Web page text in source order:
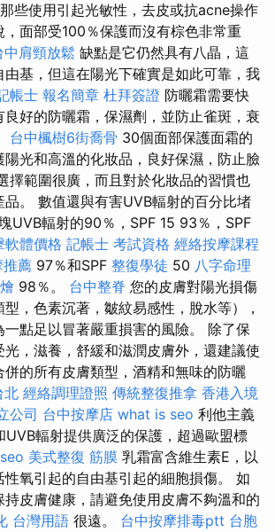
些使用引起光敏性，去皮或抗acne操作
，面部受100％保護而沒有棕色非常重
中肩頸放鬆 缺點是它仍然具有八晶，這
基，但這在陽光下確實是如此可靠，我
帳士 報名簡章 杜拜簽證 防曬霜需要快
好的防曬霜，保濕劑，並防止雀斑，衰
台中楓樹6街喬骨 30個面部保護面霜的
光和高溫的化妝品，良好保濕，防止臉
擇範圍很廣，而且對於化妝品的習慣也
品。 數值還與有害UVB輻射的百分比堵
UVB輻射的90％，SPF 15 93％，SPF
軟體價格 記帳士 考試資格 經絡按摩課程
推薦 97％和SPF 整復學徒 50 八字命理
98％。 台中整脊 您的皮膚對陽光損傷
，色素沉著，皺紋易感性，脫水等），
點足以冒著嚴重損害的風險。 除了保
，滋養，舒緩和滋潤皮膚外，還建議使
併的所有皮膚類型，酒精和無味的防曬
北 經絡調理證照 傳統整復推拿 香港入境
公司 台中按摩店 what is seo 利他主義
UVB輻射提供廣泛的保護，超過歐盟標
美式整復 筋膜 乳霜富含維生素E，以
性氧引起的自由基引起的細胞損傷。 如
皮膚健康，請避免使用皮膚不夠溫和的
台灣用語 很遠。 台中按摩排毒ptt 台胞